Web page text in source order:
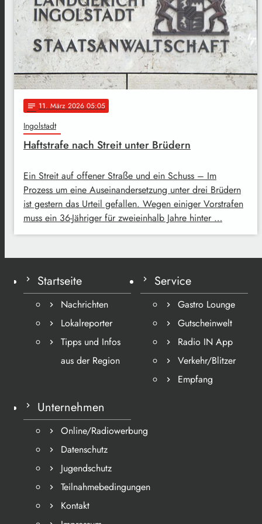
notes 11. März 2026 05:05
Ingolstadt
Haftstrafe nach Streit unter Brüdern
Ein Streit auf offener Straße und ein Schuss – Im
Prozess um eine Auseinandersetzung unter drei Brüdern
ist gestern das Urteil gefallen. Wegen einiger Vorstrafen
muss ein 36-Jähriger für zweieinhalb Jahre hinter …
Startseite
Nachrichten
Lokalreporter
Tipps und Infos
aus der Region
Service
Gastro Lounge
Gutscheinwelt
Radio IN App
Verkehr/Blitzer
Empfang
Unternehmen
Online/Radiowerbung
Datenschutz
Jugendschutz
Teilnahmebedingungen
Kontakt